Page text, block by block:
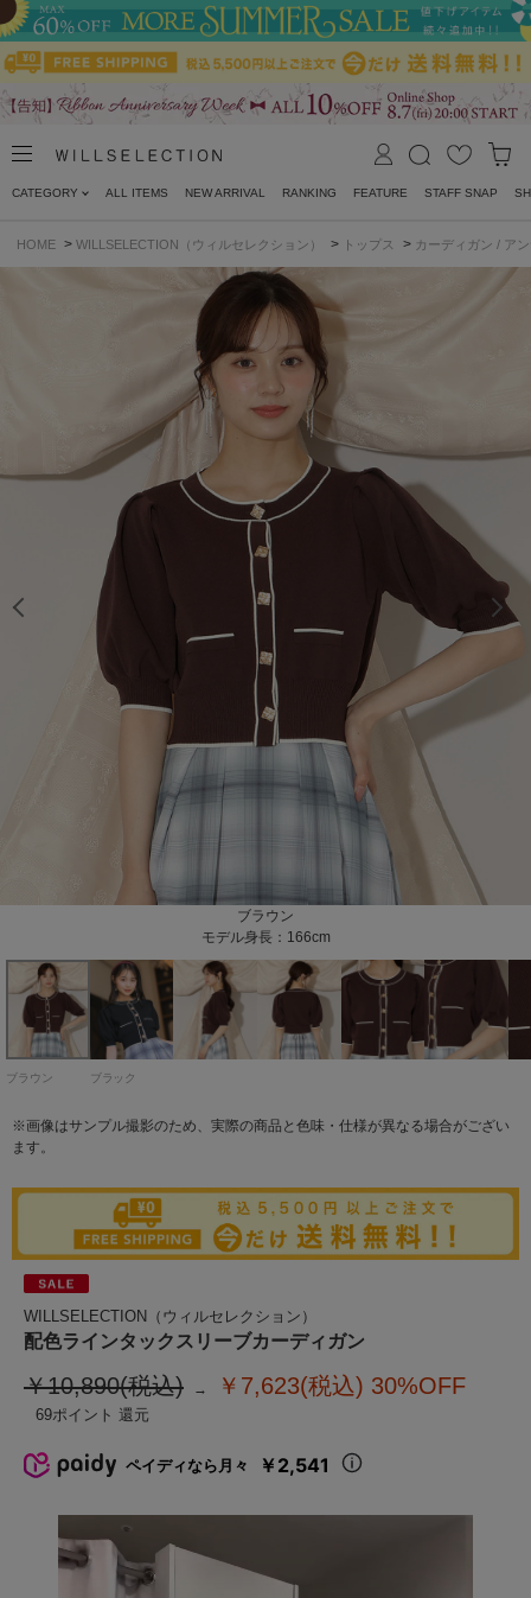
CATEGORY ALL ITEMS NEW ARRIVAL RANKING FEATURE STAFF SNAP
HOME > WILLSELECTION（ウィルセレクション） > トップス > カーディガン / ア
ブラウン
モデル身長：166cm
ブラック
モデル身長：165cm
モデル身長：166cm
モデル身長：166cm
モデル身長：166cm
モデル身長：165cm
モデル身長：165cm
モデル身長：166cm
モデル身長：166cm
モデル身長：166cm
モデル身長：166cm
モデル身長：165cm
モデル身長：165cm
モデル身長：165cm
ブラウン ブラック
※画像はサンプル撮影のため、実際の商品と色味・仕様が異なる場合がござい
ます。
WILLSELECTION（ウィルセレクション）
配色ラインタックスリーブカーディガン
￥10,890(税込) ￥7,623(税込) 30%OFF
69
ペイディなら月々 ￥2,541